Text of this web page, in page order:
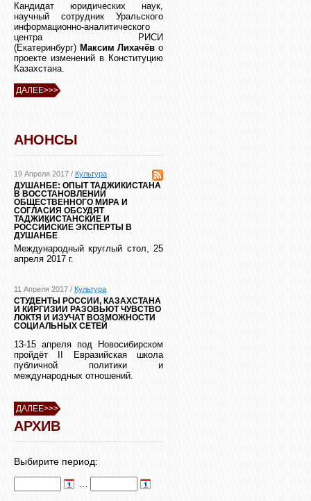
Кандидат юридических наук,
научный сотрудник Уральского
информационно-аналитического
центра РИСИ
(Екатеринбург) Максим Лихачёв о
проекте изменений в Конституцию
Казахстана.
ДАЛЕЕ>>>
АНОНСЫ
19 Апреля 2017 / Культура
ДУШАНБЕ: ОПЫТ ТАДЖИКИСТАНА
В ВОССТАНОВЛЕНИИ
ОБЩЕСТВЕННОГО МИРА И
СОГЛАСИЯ ОБСУДЯТ
ТАДЖИКИСТАНСКИЕ И
РОССИЙСКИЕ ЭКСПЕРТЫ В
ДУШАНБЕ
Международный круглый стол, 25
апреля 2017 г.
11 Апреля 2017 / Культура
СТУДЕНТЫ РОССИИ, КАЗАХСТАНА
И КИРГИЗИИ РАЗОВЬЮТ ЧУВСТВО
ЛОКТЯ И ИЗУЧАТ ВОЗМОЖНОСТИ
СОЦИАЛЬНЫХ СЕТЕЙ
13-15 апреля под Новосибирском
пройдёт II Евразийская школа
публичной политики и
международных отношений.
ДАЛЕЕ>>>
АРХИВ
Выбирите период: